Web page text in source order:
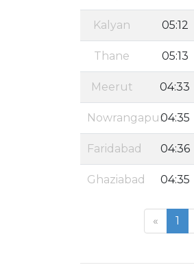
Kalyan 05:12
Thane 05:13
Meerut 04:33
Nowrangapur04:35
Faridabad 04:36
Ghaziabad 04:35
« 1